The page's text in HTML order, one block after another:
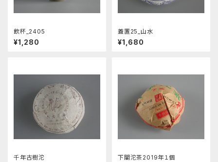
飲杯_2405
¥1,280
蓋置25_山水
¥1,680
千年古樹沱 下關沱茶2019年１個